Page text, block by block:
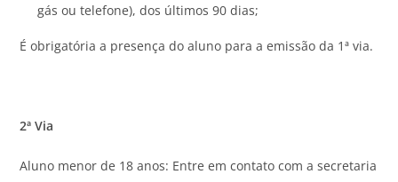
gás ou telefone), dos últimos 90 dias;
É obrigatória a presença do aluno para a emissão da 1ª via.
2ª Via
Aluno menor de 18 anos: Entre em contato com a secretaria